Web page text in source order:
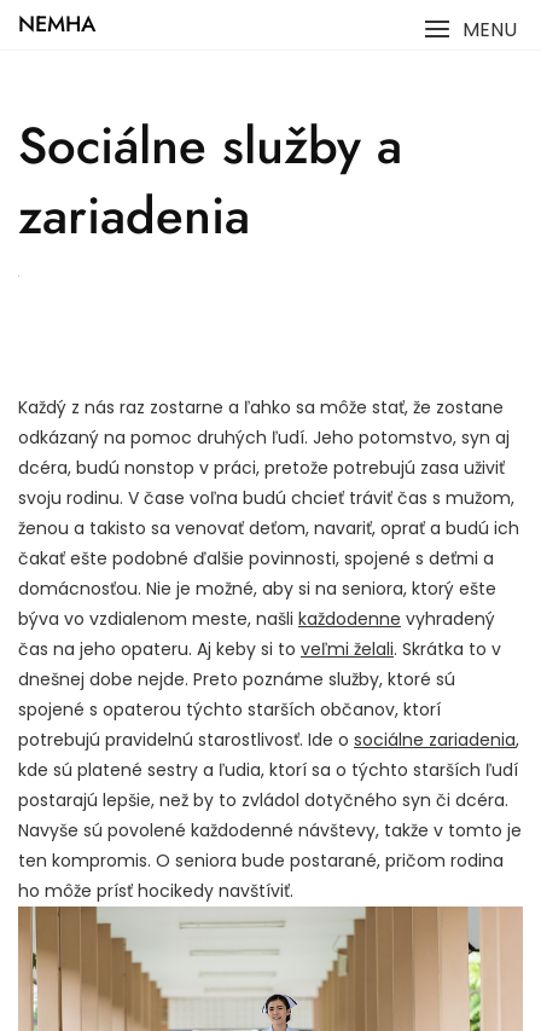
SkipNEMHA MENU
Sociálne služby a
zariadenia
Každý z nás raz zostarne a ľahko sa môže stať, že zostane
odkázaný na pomoc druhých ľudí. Jeho potomstvo, syn aj
dcéra, budú nonstop v práci, pretože potrebujú zasa uživiť
svoju rodinu. V čase voľna budú chcieť tráviť čas s mužom,
ženou a takisto sa venovať deťom, navariť, oprať a budú ich
čakať ešte podobné ďalšie povinnosti, spojené s deťmi a
domácnosťou. Nie je možné, aby si na seniora, ktorý ešte
býva vo vzdialenom meste, našli každodenne vyhradený
čas na jeho opateru. Aj keby si to veľmi želali. Skrátka to v
dnešnej dobe nejde. Preto poznáme služby, ktoré sú
spojené s opaterou týchto starších občanov, ktorí
potrebujú pravidelnú starostlivosť. Ide o sociálne zariadenia,
kde sú platené sestry a ľudia, ktorí sa o týchto starších ľudí
postarajú lepšie, než by to zvládol dotyčného syn či dcéra.
Navyše sú povolené každodenné návštevy, takže v tomto je
ten kompromis. O seniora bude postarané, pričom rodina
ho môže prísť hocikedy navštíviť.